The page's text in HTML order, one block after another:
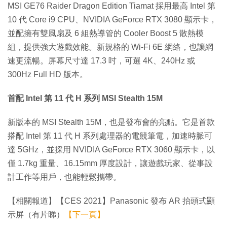
MSI GE76 Raider Dragon Edition Tiamat 採用最高 Intel 第
10 代 Core i9 CPU、NVIDIA GeForce RTX 3080 顯示卡，
並配擁有雙風扇及 6 組熱導管的 Cooler Boost 5 散熱模
組，提供強大遊戲效能。新規格的 Wi-Fi 6E 網絡，也讓網
速更流暢。屏幕尺寸達 17.3 吋，可選 4K、240Hz 或
300Hz Full HD 版本。
首配 Intel 第 11 代 H 系列 MSI Stealth 15M
新版本的 MSI Stealth 15M，也是發布會的亮點。它是首款
搭配 Intel 第 11 代 H 系列處理器的電競筆電，加速時脈可
達 5GHz，並採用 NVIDIA GeForce RTX 3060 顯示卡，以
僅 1.7kg 重量、16.15mm 厚度設計，讓遊戲玩家、從事設
計工作等用戶，也能輕鬆攜帶。
【相關報道】【CES 2021】Panasonic 發布 AR 抬頭式顯
示屏（有片睇）
【下一頁】